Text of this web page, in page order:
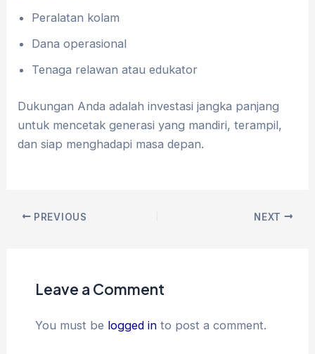
Peralatan kolam
Dana operasional
Tenaga relawan atau edukator
Dukungan Anda adalah investasi jangka panjang
untuk mencetak generasi yang mandiri, terampil,
dan siap menghadapi masa depan.
PREVIOUS NEXT
Leave a Comment
You must be logged into post a comment.